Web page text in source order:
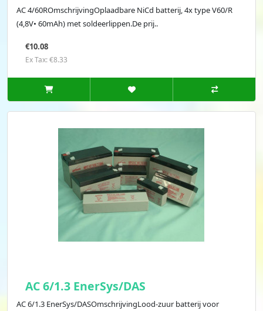
AC 4/60ROmschrijvingOplaadbare NiCd batterij, 4x type V60/R
(4,8V• 60mAh) met soldeerlippen.De prij..
€10.08
Ex Tax: €8.33
AC 6/1.3 EnerSys/DAS
AC 6/1.3 EnerSys/DASOmschrijvingLood-zuur batterij voor